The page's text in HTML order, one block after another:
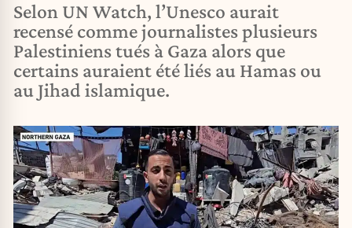
Selon UN Watch, l’Unesco aurait
recensé comme journalistes plusieurs
Palestiniens tués à Gaza alors que
certains auraient été liés au Hamas ou
au Jihad islamique.